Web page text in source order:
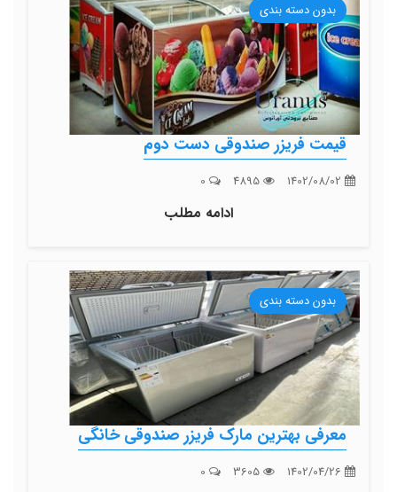
بدون دسته بندی
قیمت فریزر صندوقی دست دوم
ادامه مطلب
بدون دسته بندی
معرفی بهترین مارک فریزر صندوقی خانگی